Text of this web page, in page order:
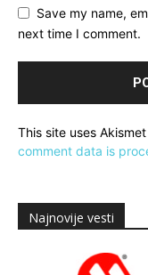
Save my name,
next time I comment.
This site uses
comment data is
Najnovije vesti